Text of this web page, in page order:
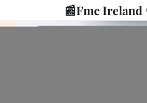
📰Fmc Ireland